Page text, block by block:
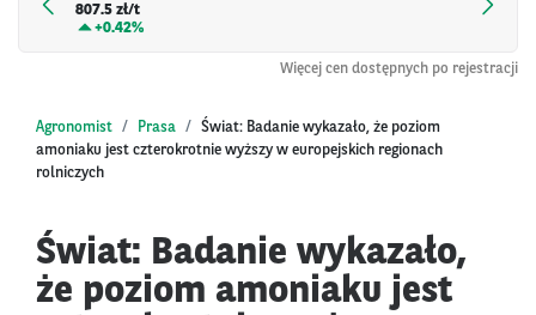
807.5 zł/t
+0.42%
Więcej cen dostępnych po rejestracji
Agronomist Prasa
Świat: Badanie wykazało, że poziom
amoniaku jest czterokrotnie wyższy w europejskich regionach
rolniczych
Świat: Badanie wykazało,
że poziom amoniaku jest